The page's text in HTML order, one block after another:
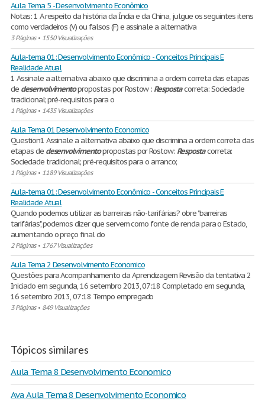
Aula Tema 5 - Desenvolvimento Econômico
Notas: 1 A respeito da história da Índia e da China, julgue os seguintes itens
como verdadeiros (V) ou falsos (F) e assinale a alternativa
3 Páginas• 1550 Visualizações
Aula-tema 01: Desenvolvimento Econômico - Conceitos Principais E
Realidade Atual
1 Assinale a alternativa abaixo que discrimina a ordem correta das etapas
de desenvolvimentopropostas por Rostow : Respostacorreta: Sociedade
tradicional; pré-requisitos para o
1 Páginas• 1435 Visualizações
Aula Tema 01 Desenvolvimento Economico
Question1 Assinale a alternativa abaixo que discrimina a ordem correta das
etapas de desenvolvimentopropostas por Rostow: Respostacorreta:
Sociedade tradicional; pré-requisitos para o arranco;
1 Páginas• 1189 Visualizações
Aula-tema 01: Desenvolvimento Econômico - Conceitos Principais E
Realidade Atual
Quando podemos utilizar as barreiras não-tarifárias? obre "barreiras
tarifárias", podemos dizer que servem como fonte de renda para o Estado,
aumentando o preço final do
2 Páginas• 1767 Visualizações
Aula Tema 2 Desenvolvimento Economico
Questões para Acompanhamento da Aprendizagem Revisão da tentativa 2
Iniciado em segunda, 16 setembro 2013, 07:18 Completado em segunda,
16 setembro 2013, 07:18 Tempo empregado
3 Páginas• 849 Visualizações
Tópicos similares
Aula Tema 8 Desenvolvimento Economico
Ava Aula Tema 8 Desenvolvimento Economico